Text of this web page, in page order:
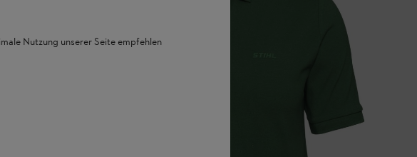
Nutzung unserer Seite empfehlen